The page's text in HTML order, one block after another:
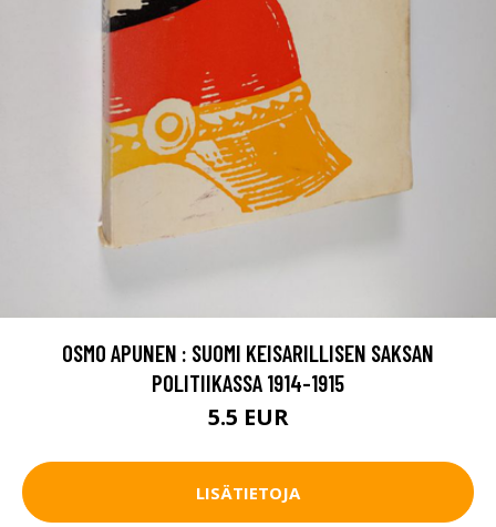
OSMO APUNEN : SUOMI KEISARILLISEN SAKSAN
POLITIIKASSA 1914-1915
5.5 EUR
LISÄTIETOJA